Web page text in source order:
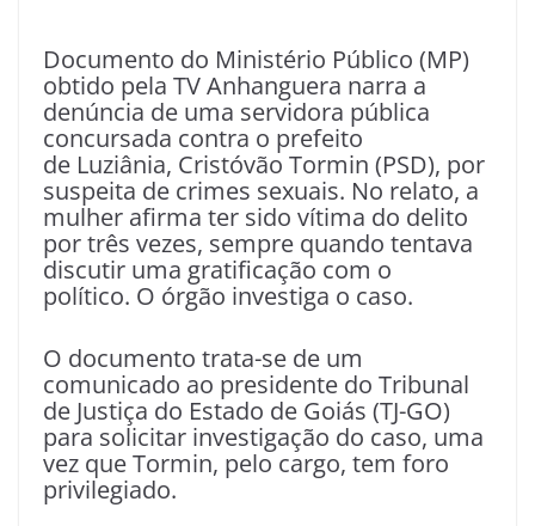
Documento do Ministério Público (MP)
obtido pela TV Anhanguera narra a
denúncia de uma servidora pública
concursada contra o prefeito
de Luziânia, Cristóvão Tormin (PSD), por
suspeita de crimes sexuais. No relato, a
mulher afirma ter sido vítima do delito
por três vezes, sempre quando tentava
discutir uma gratificação com o
político. O órgão investiga o caso.
O documento trata-se de um
comunicado ao presidente do Tribunal
de Justiça do Estado de Goiás (TJ-GO)
para solicitar investigação do caso, uma
vez que Tormin, pelo cargo, tem foro
privilegiado.